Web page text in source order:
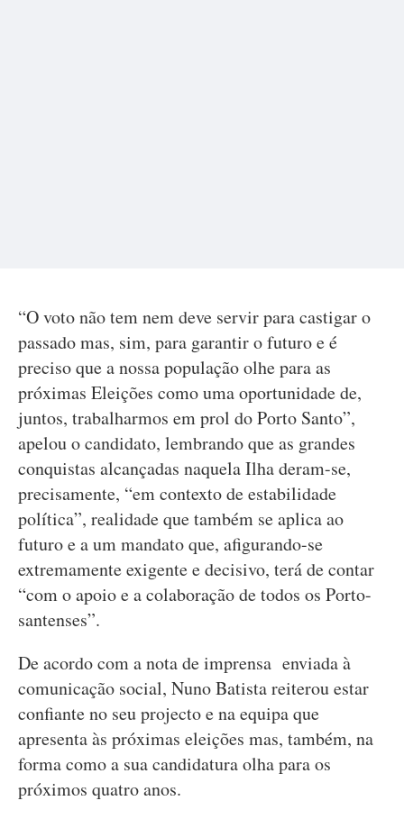
“O voto não tem nem deve servir para castigar o
passado mas, sim, para garantir o futuro e é
preciso que a nossa população olhe para as
próximas Eleições como uma oportunidade de,
juntos, trabalharmos em prol do Porto Santo”,
apelou o candidato, lembrando que as grandes
conquistas alcançadas naquela Ilha deram-se,
precisamente, “em contexto de estabilidade
política”, realidade que também se aplica ao
futuro e a um mandato que, afigurando-se
extremamente exigente e decisivo, terá de contar
“com o apoio e a colaboração de todos os Porto-
santenses”.
De acordo com a nota de imprensa enviada à
comunicação social, Nuno Batista reiterou estar
confiante no seu projecto e na equipa que
apresenta às próximas eleições mas, também, na
forma como a sua candidatura olha para os
próximos quatro anos.